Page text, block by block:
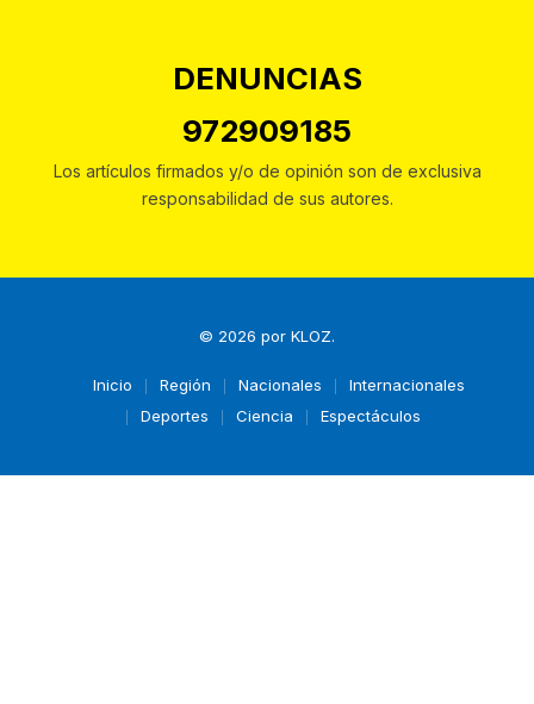
DENUNCIAS
972909185
Los artículos firmados y/o de opinión son de exclusiva
responsabilidad de sus autores.
© 2026 por KLOZ.
Inicio Región Nacionales
Internacionales
Deportes
Ciencia Espectáculos